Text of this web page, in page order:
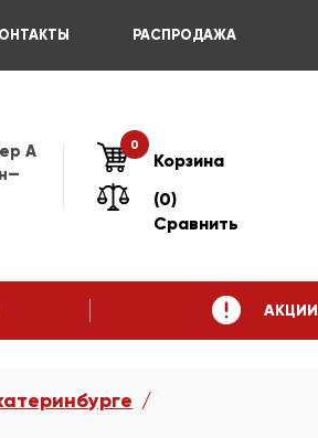
РАСПРОДАЖА
А
0
Корзина
(0)
Сравнить
АКЦИИ